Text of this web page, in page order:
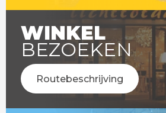
WINKEL
BEZOEKEN
Routebeschrijving